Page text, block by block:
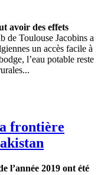
avoir des effets
de Toulouse Jacobins a
un accès facile à
l’eau potable reste
frontière
l’année 2019 ont été